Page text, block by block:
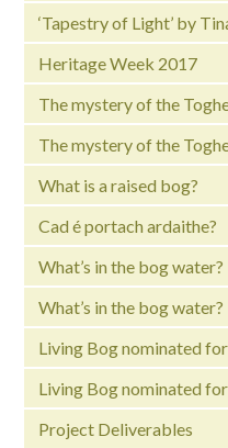
‘Tapestry of Light’ by
Heritage Week 2017
The mystery of the
The mystery of the
What is a raised bog?
Cad é portach ardaithe?
What’s in the bog water?
What’s in the bog water?
Living Bog nominated
Living Bog nominated
Project Deliverables